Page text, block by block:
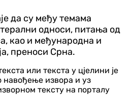
да су међу темама
односи, питања од
као и међународна и
преноси Срна.
или текста у цјелини је
навођење извора и уз
тексту на порталу